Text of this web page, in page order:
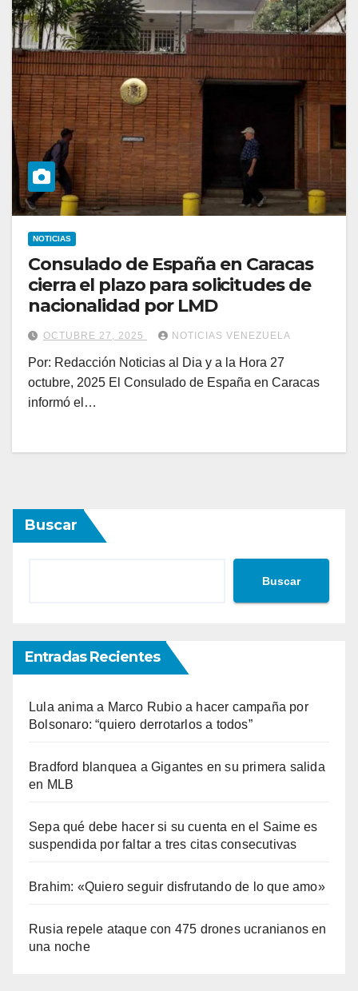
NOTICIAS
Consulado de España en Caracas
cierra el plazo para solicitudes de
nacionalidad por LMD
OCTUBRE 27, 2025 NOTICIAS VENEZUELA
Por: Redacción Noticias al Dia y a la Hora 27
octubre, 2025 El Consulado de España en Caracas
informó el…
Buscar
Buscar
Entradas Recientes
Lula anima a Marco Rubio a hacer campaña por
Bolsonaro: “quiero derrotarlos a todos”
Bradford blanquea a Gigantes en su primera salida
en MLB
Sepa qué debe hacer si su cuenta en el Saime es
suspendida por faltar a tres citas consecutivas
Brahim: «Quiero seguir disfrutando de lo que amo»
Rusia repele ataque con 475 drones ucranianos en
una noche